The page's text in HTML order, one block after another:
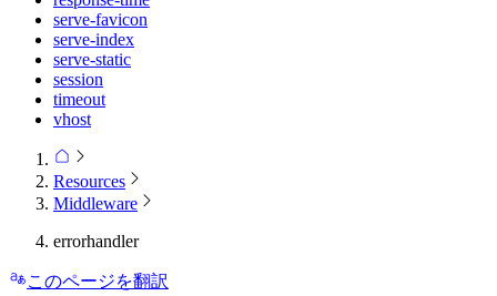
serve-favicon
serve-index
serve-static
session
timeout
vhost
Resources
Middleware
errorhandler
このページを翻訳